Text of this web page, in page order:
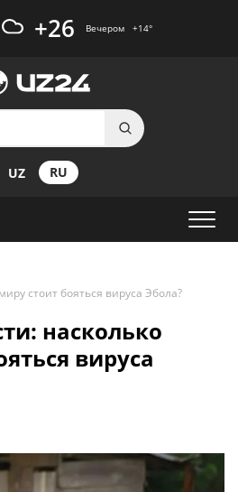
+26 Вечером +14°
UZ RU
стоит бояться вируса Эбола?
насколько
вируса